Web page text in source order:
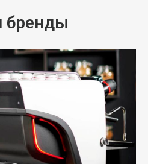
бренды